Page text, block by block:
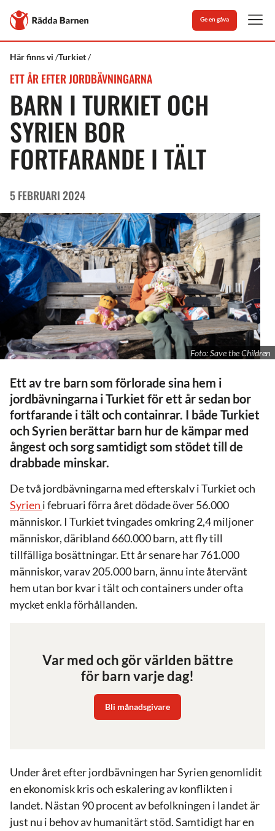
Till
Rädda
Barnens
Ge en gåva
Rädda
Vad
gör
Här finns vi Turkiet
Ett
efter
jordbävningarna
i
Turkiet
och
Syrien
BARN I TURKIET OCH
SYRIEN BOR
FORTFARANDE I TÄLT
ETT ÅR EFTER JORDBÄVNINGARNA
5 FEBRUARI 2024
Foto: Save the Children
Ett av tre barn som förlorade sina hem i
jordbävningarna i Turkiet för ett år sedan bor
fortfarande i tält och containrar. I både Turkiet
och Syrien berättar barn hur de kämpar med
ångest och sorg samtidigt som stödet till de
drabbade minskar.
De två jordbävningarna med efterskalv i Turkiet och
Syrien i februari förra året dödade över 56.000
människor. I Turkiet tvingades omkring 2,4 miljoner
människor, däribland 660.000 barn, att fly till
tillfälliga bosättningar. Ett år senare har 761.000
människor, varav 205.000 barn, ännu inte återvänt
hem utan bor kvar i tält och containers under ofta
mycket enkla förhållanden.
Var med och gör världen bättre
för barn varje dag!
Bli månadsgivare
Under året efter jordbävningen har Syrien genomlidit
en ekonomisk kris och eskalering av konflikten i
landet. Nästan 90 procent av befolkningen i landet är
just nu i behov av humanitärt stöd. Samtidigt har en